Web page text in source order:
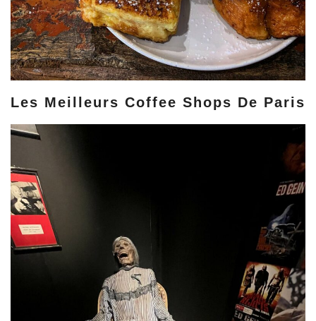
Les Meilleurs Coffee Shops De Paris